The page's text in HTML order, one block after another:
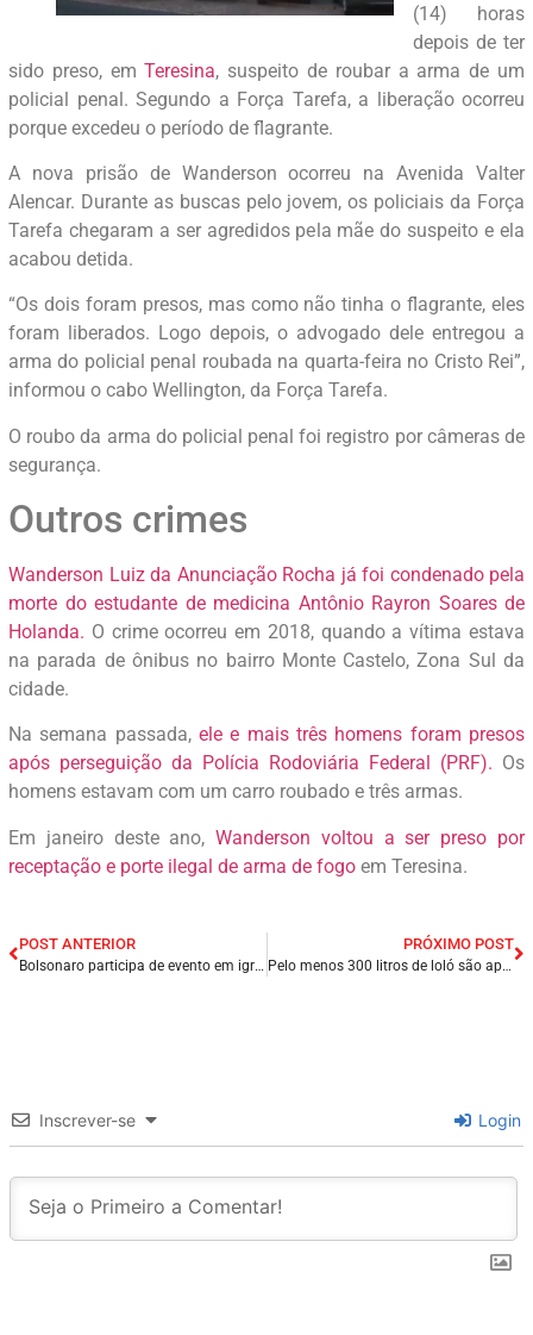
(14) horas
depois de ter
sido preso, emTeresina, suspeito de roubar a arma de um
policial penal. Segundo a Força Tarefa, a liberação ocorreu
porque excedeu o período de flagrante.
A nova prisão de Wanderson ocorreu na Avenida Valter
Alencar. Durante as buscas pelo jovem, os policiais da Força
Tarefa chegaram a ser agredidos pela mãe do suspeito e ela
acabou detida.
“Os dois foram presos, mas como não tinha o flagrante, eles
foram liberados. Logo depois, o advogado dele entregou a
arma do policial penal roubada na quarta-feira no Cristo Rei”,
informou o cabo Wellington, da Força Tarefa.
O roubo da arma do policial penal foi registro por câmeras de
segurança.
Outros crimes
Wanderson Luiz da Anunciação Rocha já foi condenado pela
morte do estudante de medicina Antônio Rayron Soares de
Holanda. O crime ocorreu em 2018, quando a vítima estava
na parada de ônibus no bairro Monte Castelo, Zona Sul da
cidade.
Na semana passada, ele e mais três homens foram presos
após perseguição da Polícia Rodoviária Federal (PRF). Os
homens estavam com um carro roubado e três armas.
Em janeiro deste ano,Wanderson voltou a ser preso por
receptação e porte ilegal de arma de fogo em Teresina.
POST ANTERIOR
Bolsonaro participa de evento em igreja evangélica em Vitória do Mearim/MA.
PRÓXIMO POST
Pelo menos 300 litros de loló são apreendidos nesta sexta-feira (15) na Grande João Pessoa/PB.
Inscrever-se Login